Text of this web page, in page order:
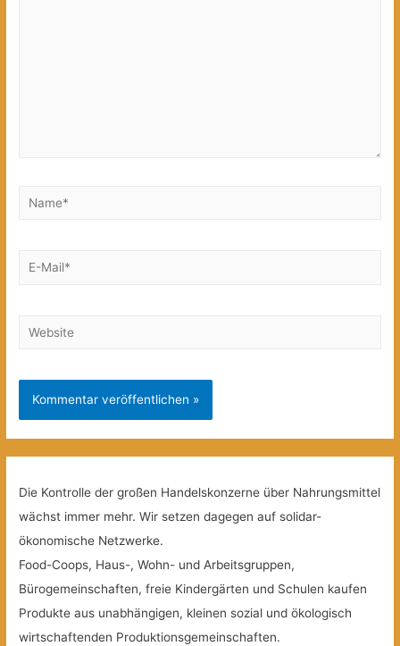
Name*
E-
Website
Die Kontrolle der großen Handelskonzerne über Nahrungsmittel
wächst immer mehr. Wir setzen dagegen auf solidar-
ökonomische Netzwerke.
Food-Coops, Haus-, Wohn- und Arbeitsgruppen,
Bürogemeinschaften, freie Kindergärten und Schulen kaufen
Produkte aus unabhängigen, kleinen sozial und ökologisch
wirtschaftenden Produktionsgemeinschaften.